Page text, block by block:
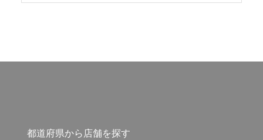
都道府県から店舗を探す